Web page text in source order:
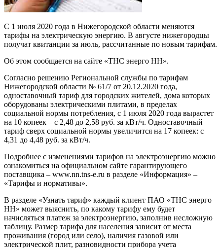
С 1 июля 2020 года в Нижегородской области меняются
тарифы на электрическую энергию. В августе нижегородцы
получат квитанции за июль, рассчитанные по новым тарифам.
Об этом сообщается на сайте «ТНС энерго НН».
Согласно решению Региональной службы по тарифам
Нижегородской области № 61/7 от 20.12.2020 года,
одноставочный тариф для городских жителей, дома которых
оборудованы электрическими плитами, в пределах
социальной нормы потребления, с 1 июля 2020 года вырастет
на 10 копеек – с 2,48 до 2,58 руб. за кВт/ч. Одноставочный
тариф сверх социальной нормы увеличится на 17 копеек: с
4,31 до 4,48 руб. за кВт/ч.
Подробнее с изменениями тарифов на электроэнергию можно
ознакомиться на официальном сайте гарантирующего
поставщика – www.nn.tns-e.ru в разделе «Информация» –
«Тарифы и нормативы».
В разделе «Узнать тариф» каждый клиент ПАО «ТНС энерго
НН» может выяснить, по какому тарифу ему будет
начисляться платеж за электроэнергию, заполнив несложную
таблицу. Размер тарифа для населения зависит от места
проживания (город или село), наличия газовой или
электрической плит, разновидности прибора учета